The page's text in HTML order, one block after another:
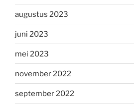
augustus 2023
juni 2023
mei 2023
november 2022
september 2022